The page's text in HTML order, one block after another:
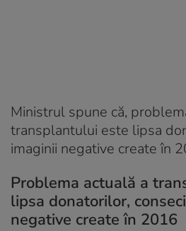
Ministrul spune că,
transplantului este lipsa
imaginii negative create în
Problema actuală a
lipsa donatorilor,
negative create în 2016